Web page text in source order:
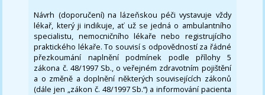
Návrh (doporučení) na lázeňskou péči vystavuje vždy
lékař, který ji indikuje, ať už se jedná o ambulantního
specialistu, nemocničního lékaře nebo registrujícího
praktického lékaře. To souvisí s odpovědností za řádné
přezkoumání naplnění podmínek podle přílohy 5
zákona č. 48/1997 Sb., o veřejném zdravotním pojištění
a o změně a doplnění některých souvisejících zákonů
(dále jen „zákon č. 48/1997 Sb.“) a informování pacienta